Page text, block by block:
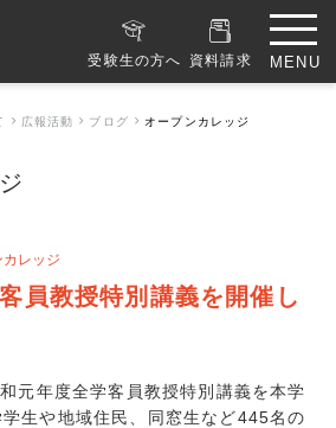
受験生の方へ 資料請求
広報活動 ブログ オープンカレッジ
カレッジ
員教授特別講義を開催し
元年度全学客員教授特別講義を本学
生や地域住民、同窓生など445名の